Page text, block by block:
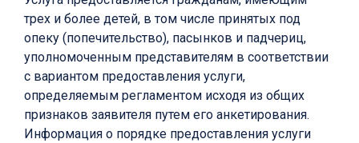
трех и более детей, в том числе принятых под
опеку (попечительство), пасынков и падчериц,
уполномоченным представителям в соответствии
с вариантом предоставления услуги,
определяемым регламентом исходя из общих
признаков заявителя путем его анкетирования.
Информация о порядке предоставления услуги